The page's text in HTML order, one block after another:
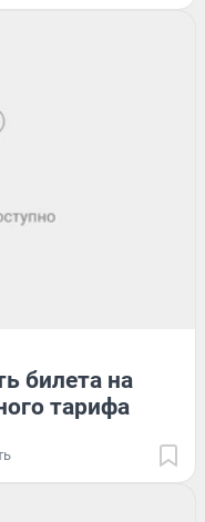
билета на
тарифа